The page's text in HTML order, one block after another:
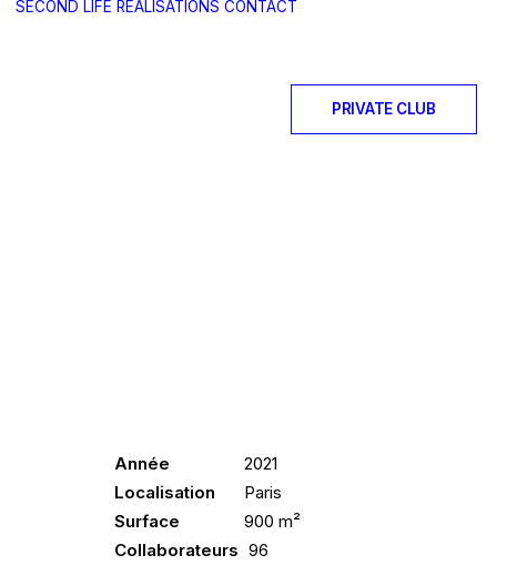
SECOND LIFE RÉALISATIONS CONTACT
PRIVATE CLUB
Année
2021
Localisation
Paris
Surface
900 m²
Collaborateurs 96